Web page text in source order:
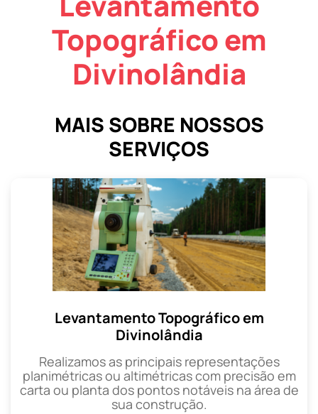
Topográfico em
Divinolândia
MAIS SOBRE NOSSOS
SERVIÇOS
Levantamento Topográfico em
Divinolândia
Realizamos as principais representações
planimétricas ou altimétricas com precisão em
carta ou planta dos pontos notáveis na área de
sua construção.